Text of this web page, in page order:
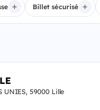
Billet sécurisé
UNIES, 59000 Lille